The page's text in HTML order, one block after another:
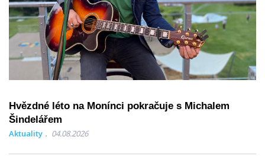
Hvězdné léto na Monínci pokračuje s Michalem
Šindelářem
Aktuality 04.08.2026